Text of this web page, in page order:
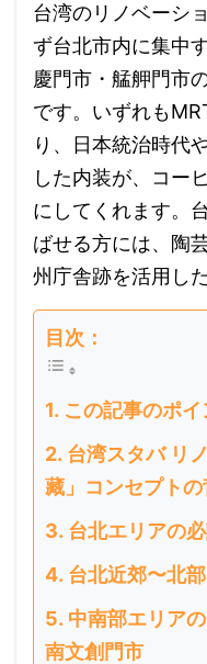
台湾のリノベーシ
ず台北市内に集中
慶門市・艋舺門市
です。いずれも
り、日本統治時代
した内装が、コー
にしてくれます。
ばせる方には、陶
州庁舎跡を活用し
目次：
この記事のポイ
台湾スタバ リ
藏」コンセプト
台北エリアの
台北近郊〜北
中南部エリア
南文創門市